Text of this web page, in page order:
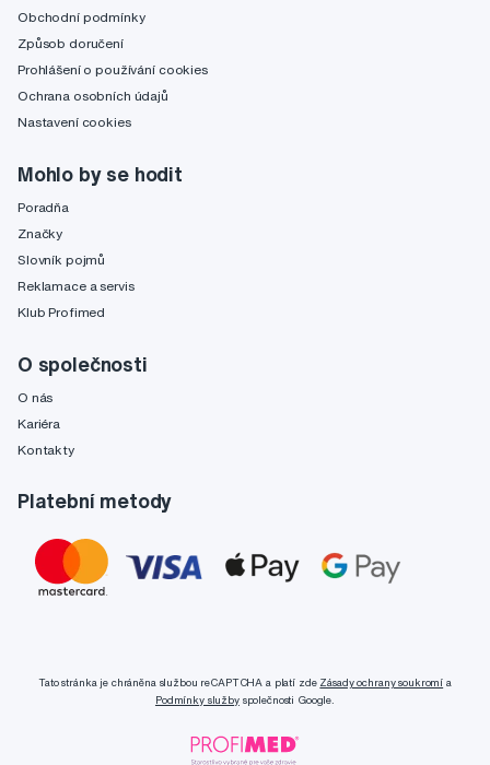
Obchodní podmínky
Způsob doručení
Prohlášení o používání cookies
Ochrana osobních údajů
Nastavení cookies
Mohlo by se hodit
Poradňa
Značky
Slovník pojmů
Reklamace a servis
Klub Profimed
O společnosti
O nás
Kariéra
Kontakty
Platební metody
Tato stránka je chráněna službou reCAPTCHA a platí zde Zásady ochrany soukromí a
Podmínky službyspolečnosti Google.